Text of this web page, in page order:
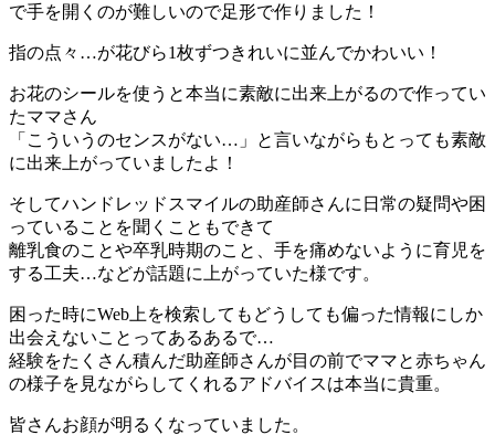
で手を開くのが難しいので足形で作りました！
指の点々…が花びら1枚ずつきれいに並んでかわいい！
お花のシールを使うと本当に素敵に出来上がるので作ってい
たママさん
「こういうのセンスがない…」と言いながらもとっても素敵
に出来上がっていましたよ！
そしてハンドレッドスマイルの助産師さんに日常の疑問や困
っていることを聞くこともできて
離乳食のことや卒乳時期のこと、手を痛めないように育児を
する工夫…などが話題に上がっていた様です。
困った時にWeb上を検索してもどうしても偏った情報にしか
出会えないことってあるあるで…
経験をたくさん積んだ助産師さんが目の前でママと赤ちゃん
の様子を見ながらしてくれるアドバイスは本当に貴重。
皆さんお顔が明るくなっていました。